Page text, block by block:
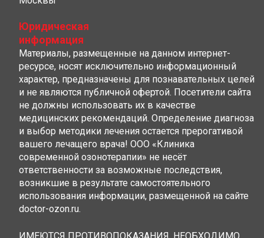
Юридическая
информация
Материалы, размещенные на данном интернет-
ресурсе, носят исключительно информационный
характер, предназначены для познавательных целей
и не являются публичной офертой. Посетители сайта
не должны использовать их в качестве
медицинских рекомендаций. Определение диагноза
и выбор методики лечения остается прерогативой
вашего лечащего врача! ООО «Клиника
современной озонотерапии» не несёт
ответственности за возможные последствия,
возникшие в результате самостоятельного
использования информации, размещенной на сайте
doctor-ozon.ru.